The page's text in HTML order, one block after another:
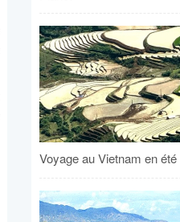
Voyage au Vietnam en été